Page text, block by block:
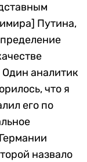
Путина,
аналитик
что я
его по
назвало